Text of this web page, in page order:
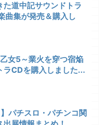
た道中記サウンドトラ
曲集が発売＆購入し
女5～業火を穿つ宿焔
ラCDを購入しました...
パチスロ・パチンコ関